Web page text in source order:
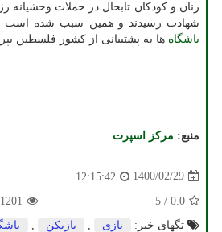
زنان و کودکان تابحال در حملات وحشیانه
شهادت رسیدند و همین سبب شده است
باشگاه ها به پشتیبانی از کشور فلسطین
منبع: مركز اسپرت
1400/02/29
12:15:42
0.0
/
5
1201
تگهای خبر:
بازی بازیكن